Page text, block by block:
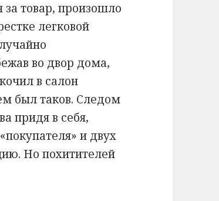
за товар, произошло
легковой
во двор дома,
в салон
был таков. Следом
придя в себя,
и двух
Но похитителей